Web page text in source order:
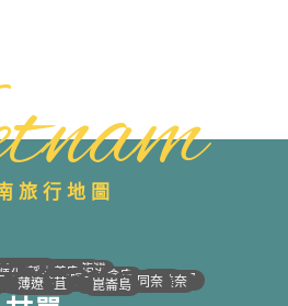
旅行地圖
｜高平
太原北江｜北寧
• 下龍灣
內
海防｜海洋
南定｜清化
河靜｜義安
•
化 •• 峴港
• 會安
• 歸仁
邦美蜀 •
大叻 ••芽莊｜潘郎
•潘切｜美奈
平陽 •
西寧 • •
美萩 •
•
• • 同奈
• 頭頓
• 芹苴 •崑崙島
薄遼